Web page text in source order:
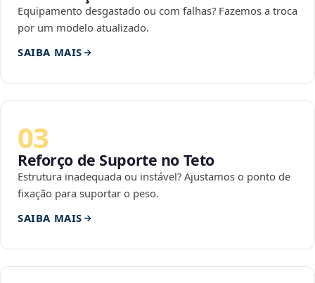
Equipamento desgastado ou com falhas? Fazemos a troca
por um modelo atualizado.
SAIBA MAIS
03
Reforço de Suporte no Teto
Estrutura inadequada ou instável? Ajustamos o ponto de
fixação para suportar o peso.
SAIBA MAIS